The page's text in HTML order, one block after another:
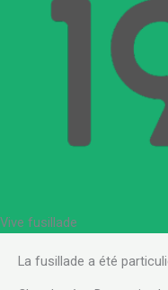
Vive fusillade
La fusillade a été